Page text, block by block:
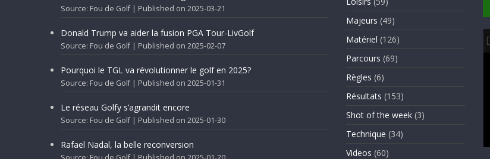
Source: Fou de Golf Published on 2025-03-21
Donald Trump va aider la fusion PGA Tour-LivGolf
Source: Fou de Golf Published on 2025-02-07
Pourquoi le TGL va révolutionner le golf en 2025?
Source: Fou de Golf Published on 2025-01-31
Le réseau Golfy s’agrandit encore
Source: Fou de Golf Published on 2025-01-30
Rafael Nadal, la belle reconversion
Majeurs (49)
Matériel (126)
Parcours (69)
Règles (6)
Résultats (153)
Shot of the week (3)
Technique (34)
Videos (60)